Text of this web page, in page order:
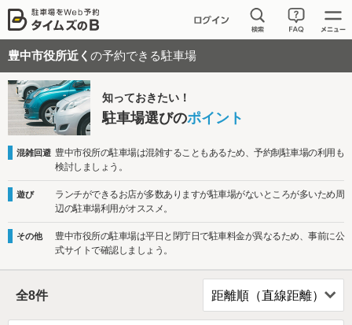
豊中市役所近く の予約できる駐車場
知っておきたい！
駐車場選びのポイント
混雑回避 豊中市役所の駐車場は混雑することもあるため、予約制駐車場の利用も
検討しましょう。
遊び
ランチができるお店が多数ありますが駐車場がないところが多いため周
辺の駐車場利用がオススメ。
その他
豊中市役所の駐車場は平日と閉庁日で駐車料金が異なるため、事前に公
式サイトで確認しましょう。
全8件